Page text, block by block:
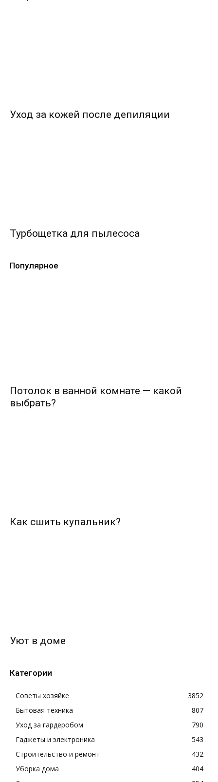
Уход за кожей после депиляции
Турбощетка для пылесоса
Популярное
Потолок в ванной комнате — какой
выбрать?
Как сшить купальник?
Уют в доме
Категории
Советы хозяйке
3852
Бытовая техника
807
Уход за гардеробом
790
Гаджеты и электроника
543
Строительство и ремонт
432
Уборка дома
404